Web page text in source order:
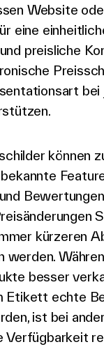
Website
eine
preisliche
bei
können
kürzeren
werden.
besser
Etikett echte
ist bei
Verfügbarkeit